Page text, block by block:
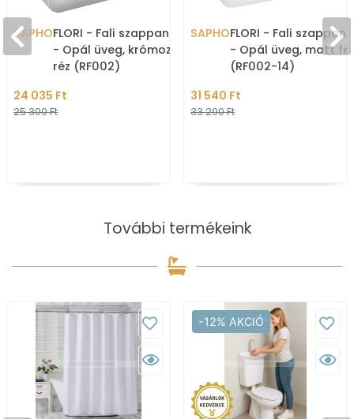
SAPHOFLORI - Fali szappantartó
- Opál üveg, krómozott
réz (RF002)
24 035 Ft
25 300 Ft
SAPHOFLORI - Fali
- Opál üveg, matt
(RF002-14)
31 540 Ft
33 200 Ft
További termékeink
-12% AKCIÓ